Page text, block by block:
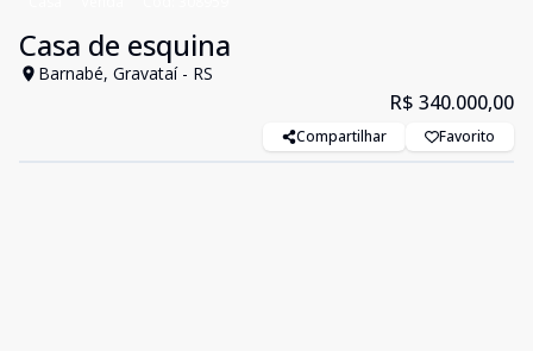
Casa de esquina
Barnabé, Gravataí - RS
R$ 340.000,00
Compartilhar Favorito